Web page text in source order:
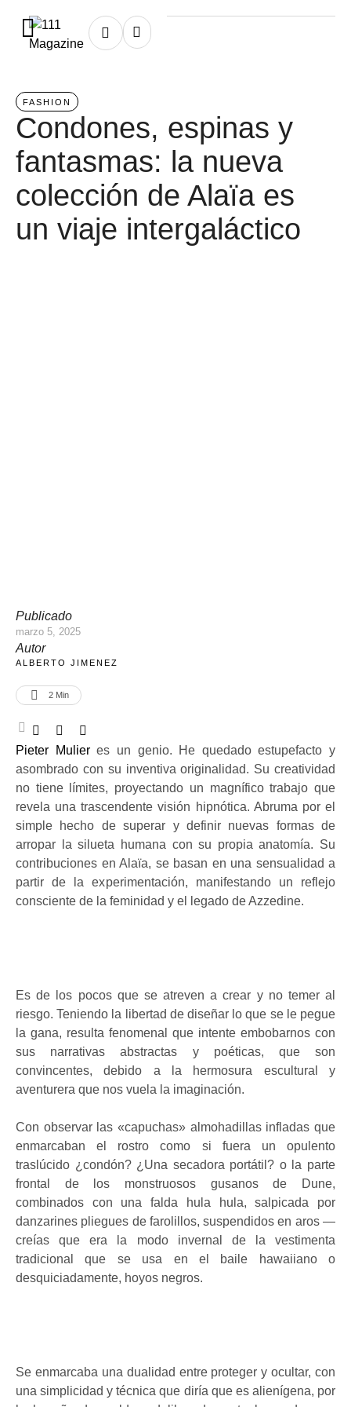
Home / fashion
FASHION
Condones, espinas y
fantasmas: la nueva
colección de Alaïa es
un viaje intergaláctico
Publicado
marzo 5, 2025
Autor
ALBERTO JIMENEZ
2 Min
Pieter Mulieres un genio. He quedado estupefacto y
asombrado con su inventiva originalidad. Su creatividad
no tiene límites, proyectando un magnífico trabajo que
revela una trascendente visión hipnótica. Abruma por el
simple hecho de superar y definir nuevas formas de
arropar la silueta humana con su propia anatomía. Su
contribuciones en Alaïa, se basan en una sensualidad a
partir de la experimentación, manifestando un reflejo
consciente de la feminidad y el legado de Azzedine.
Es de los pocos que se atreven a crear y no temer al
riesgo. Teniendo la libertad de diseñar lo que se le pegue
la gana, resulta fenomenal que intente embobarnos con
sus narrativas abstractas y poéticas, que son
convincentes, debido a la hermosura escultural y
aventurera que nos vuela la imaginación.
Con observar las «capuchas» almohadillas infladas que
enmarcaban el rostro como si fuera un opulento
traslúcido ¿condón? ¿Una secadora portátil? o la parte
frontal de los monstruosos gusanos de Dune,
combinados con una falda hula hula, salpicada por
danzarines pliegues de farolillos, suspendidos en aros —
creías que era la modo invernal de la vestimenta
tradicional que se usa en el baile hawaiiano o
desquiciadamente, hoyos negros.
Se enmarcaba una dualidad entre proteger y ocultar, con
una simplicidad y técnica que diría que es alienígena, por